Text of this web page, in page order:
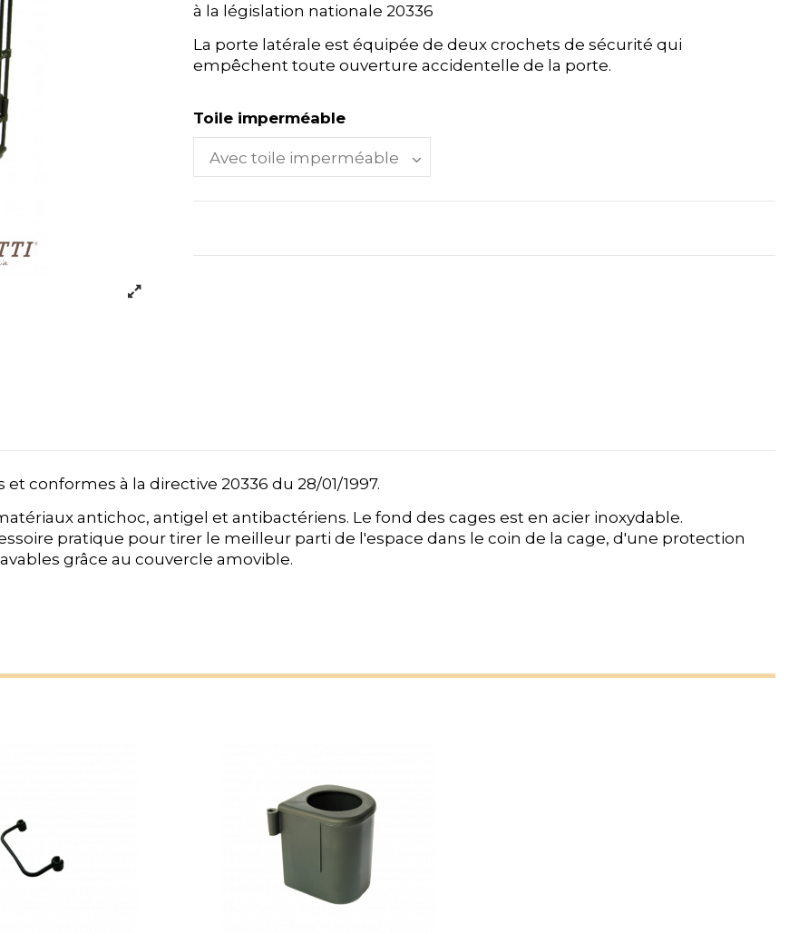
à la législation nationale 20336
La porte latérale est équipée de deux crochets de sécurité qui
empêchent toute ouverture accidentelle de la porte.
Toile imperméable
conformes à la directive 20336 du 28/01/1997.
antichoc, antigel et antibactériens. Le fond des cages est en acier inoxydable.
pratique pour tirer le meilleur parti de l'espace dans le coin de la cage, d'une protection
grâce au couvercle amovible.